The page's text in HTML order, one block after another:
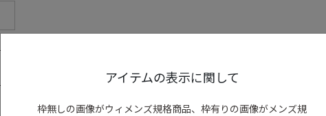
アイテムの表示に関して
枠無しの画像がウィメンズ規格商品、 枠有りの画像がメンズ規